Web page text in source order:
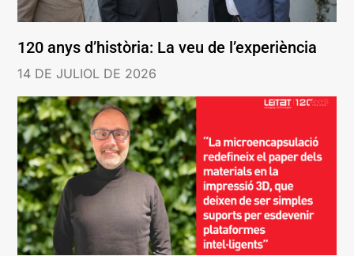
120 anys d’història: La veu de l’experiència
14 DE JULIOL DE 2026